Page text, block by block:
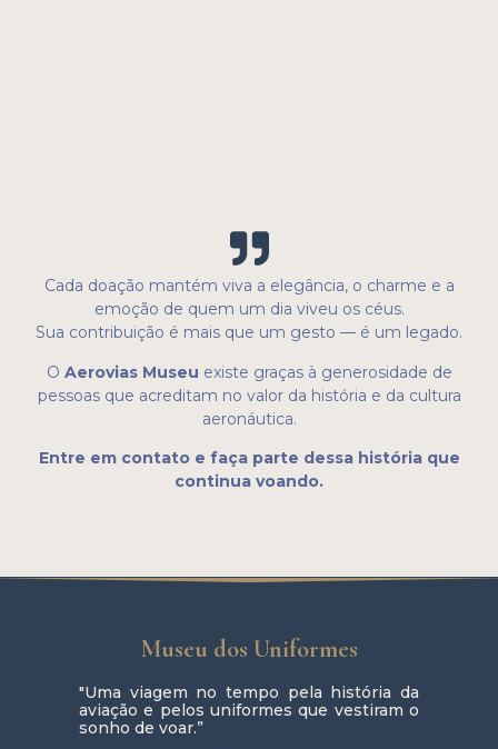
Cada doação mantém viva a elegância, o charme e a
emoção de quem um dia viveu os céus.
Sua contribuição é mais que um gesto — é um legado.
O Aerovias Museu existe graças à generosidade de
pessoas que acreditam no valor da história e da cultura
aeronáutica.
Entre em contato e faça parte dessa história que
continua voando.
Museu dos Uniformes
"Uma viagem no tempo pela história da
aviação e pelos uniformes que vestiram o
sonho de voar.”